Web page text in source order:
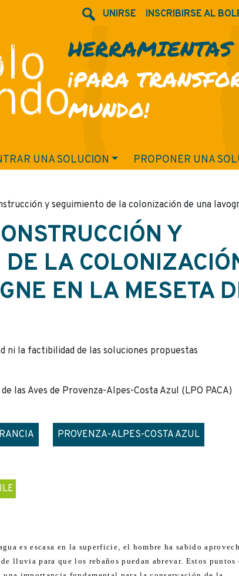
UNIRSE INSCRIBIRSE AL
HERRAMIENTAS
¡PARA
MUNDO!
UNA SOLUCION PROPONER UNA
y seguimiento de la colonización de una
Y
LA
EN LA MESETA
ni la factibilidad de las soluciones propuestas
las Aves de Provenza-Alpes-Costa Azul (LPO PACA)
PROVENZA-ALPES-COSTA AZUL
es escasa en la superficie, el hombre ha sabido
lluvia para que los rebaños puedan abrevar. Estos puntos